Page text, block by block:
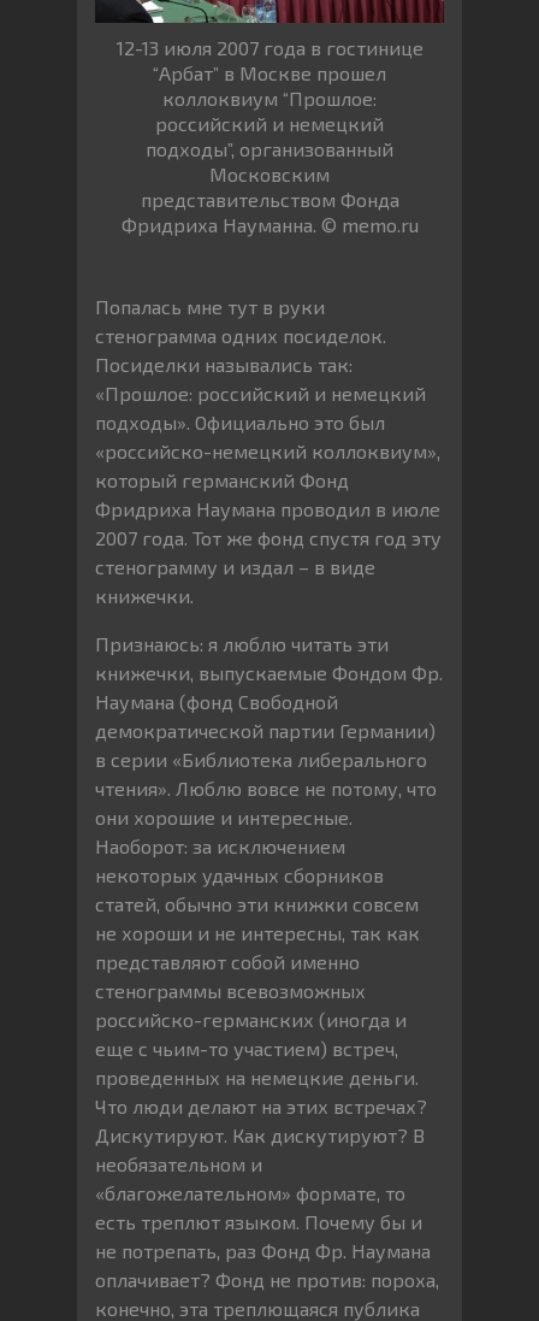
12-13 июля 2007 года в гостинице
“Арбат” в Москве прошел
коллоквиум “Прошлое:
российский и немецкий
подходы”, организованный
Московским
представительством Фонда
Фридриха Науманна. © memo.ru
Попалась мне тут в руки
стенограмма одних посиделок.
Посиделки назывались так:
«Прошлое: российский и немецкий
подходы». Официально это был
«российско-немецкий коллоквиум»,
который германский Фонд
Фридриха Наумана проводил в июле
2007 года. Тот же фонд спустя год эту
стенограмму и издал – в виде
книжечки.
Признаюсь: я люблю читать эти
книжечки, выпускаемые Фондом Фр.
Наумана (фонд Свободной
демократической партии Германии)
в серии «Библиотека либерального
чтения». Люблю вовсе не потому, что
они хорошие и интересные.
Наоборот: за исключением
некоторых удачных сборников
статей, обычно эти книжки совсем
не хороши и не интересны, так как
представляют собой именно
стенограммы всевозможных
российско-германских (иногда и
еще с чьим-то участием) встреч,
проведенных на немецкие деньги.
Что люди делают на этих встречах?
Дискутируют. Как дискутируют? В
необязательном и
«благожелательном» формате, то
есть треплют языком. Почему бы и
не потрепать, раз Фонд Фр. Наумана
оплачивает? Фонд не против: пороха,
конечно, эта треплющаяся публика